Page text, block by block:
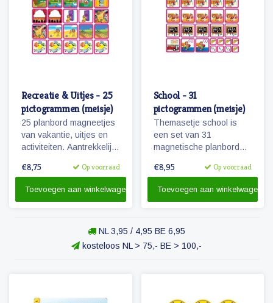
Recreatie & Uitjes - 25
pictogrammen (meisje)
25 planbord magneetjes
van vakantie, uitjes en
activiteiten. Aantrekkelijk
pictogrammen.
€8,75 Op voorraad
Toevoegen aan winkelwagen
School - 31
pictogrammen (meisje)
Themasetje school is
een set van 31
magnetische planbord
kinderen en omvat o.a.
schoolreisje.
€8,95 Op voorraad
Toevoegen aan winkelwagen
NL 3,95 / 4,95 BE 6,95
kosteloos NL > 75,- BE > 100,-